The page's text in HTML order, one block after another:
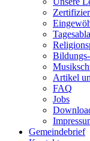
Artikel
FAQ
Jobs
Gemeindebrief